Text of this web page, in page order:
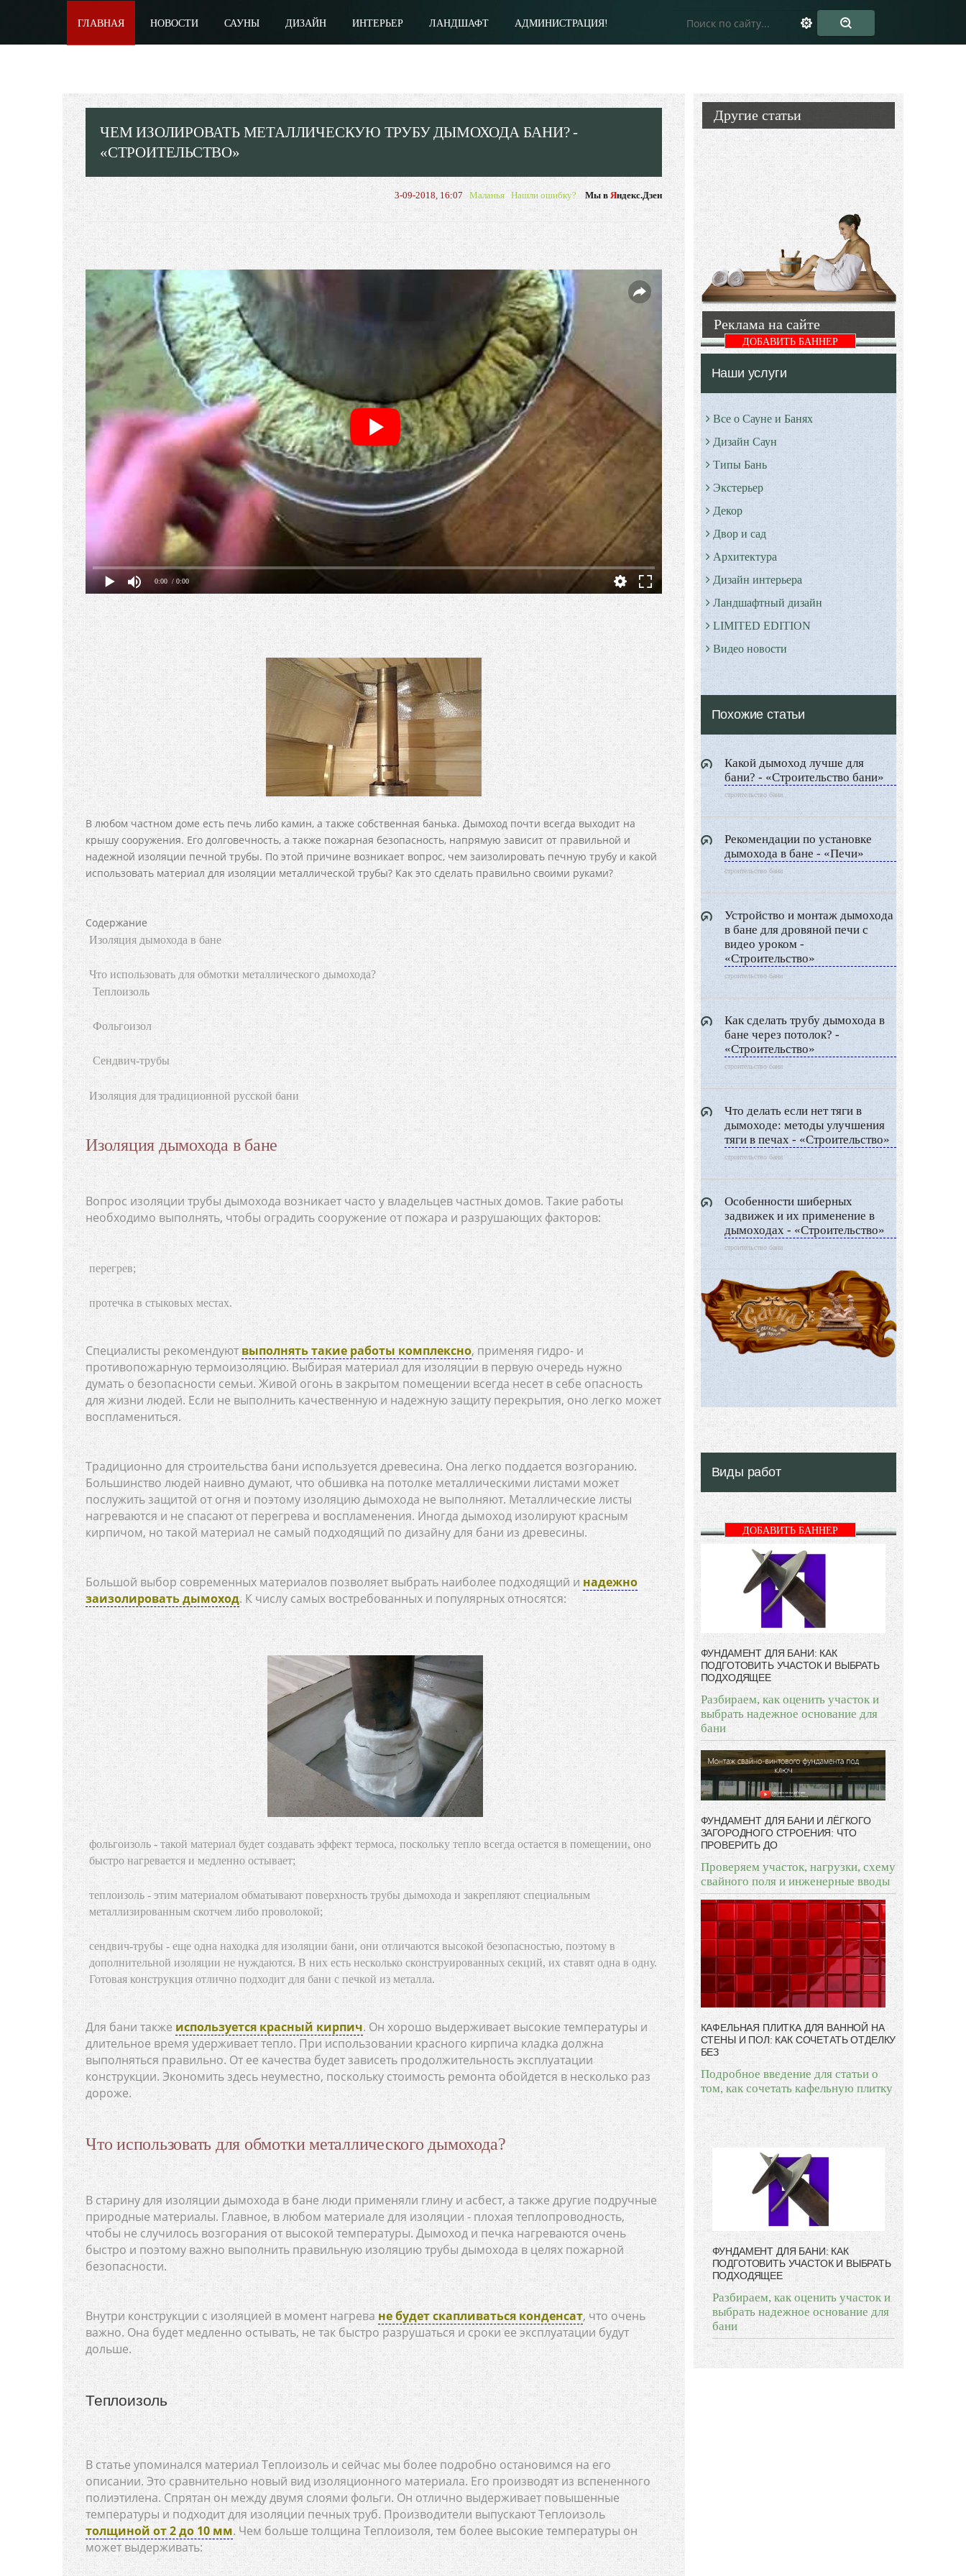
ГЛАВНАЯ НОВОСТИ САУНЫ ДИЗАЙН ИНТЕРЬЕР ЛАНДШАФТ АДМИНИСТРАЦИЯ!
ЧЕМ ИЗОЛИРОВАТЬ МЕТАЛЛИЧЕСКУЮ ТРУБУ ДЫМОХОДА БАНИ? -
«СТРОИТЕЛЬСТВО»
3-09-2018, 16:07 Маланья Нашли ошибку? Мы в Яндекс.Дзен
0:00 / 0:00
В любом частном доме есть печь либо камин, а также собственная банька. Дымоход почти всегда выходит на
крышу сооружения. Его долговечность, а также пожарная безопасность, напрямую зависит от правильной и
надежной изоляции печной трубы. По этой причине возникает вопрос, чем заизолировать печную трубу и какой
использовать материал для изоляции металлической трубы? Как это сделать правильно своими руками?
Содержание
Изоляция дымохода в бане
Что использовать для обмотки металлического дымохода?
Теплоизоль
Фольгоизол
Сендвич-трубы
Изоляция для традиционной русской бани
Изоляция дымохода в бане
Вопрос изоляции трубы дымохода возникает часто у владельцев частных домов. Такие работы
необходимо выполнять, чтобы оградить сооружение от пожара и разрушающих факторов:
перегрев;
протечка в стыковых местах.
Специалисты рекомендуют выполнять такие работы комплексно, применяя гидро- и
противопожарную термоизоляцию. Выбирая материал для изоляции в первую очередь нужно
думать о безопасности семьи. Живой огонь в закрытом помещении всегда несет в себе опасность
для жизни людей. Если не выполнить качественную и надежную защиту перекрытия, оно легко может
воспламениться.
Традиционно для строительства бани используется древесина. Она легко поддается возгоранию.
Большинство людей наивно думают, что обшивка на потолке металлическими листами может
послужить защитой от огня и поэтому изоляцию дымохода не выполняют. Металлические листы
нагреваются и не спасают от перегрева и воспламенения. Иногда дымоход изолируют красным
кирпичом, но такой материал не самый подходящий по дизайну для бани из древесины.
Большой выбор современных материалов позволяет выбрать наиболее подходящий и надежно
заизолировать дымоход. К числу самых востребованных и популярных относятся:
фольгоизоль - такой материал будет создавать эффект термоса, поскольку тепло всегда остается в помещении, оно
быстро нагревается и медленно остывает;
теплоизоль - этим материалом обматывают поверхность трубы дымохода и закрепляют специальным
металлизированным скотчем либо проволокой;
сендвич-трубы - еще одна находка для изоляции бани, они отличаются высокой безопасностью, поэтому в
дополнительной изоляции не нуждаются. В них есть несколько сконструированных секций, их ставят одна в одну.
Готовая конструкция отлично подходит для бани с печкой из металла.
Для бани такжеиспользуется красный кирпич. Он хорошо выдерживает высокие температуры и
длительное время удерживает тепло. При использовании красного кирпича кладка должна
выполняться правильно. От ее качества будет зависеть продолжительность эксплуатации
конструкции. Экономить здесь неуместно, поскольку стоимость ремонта обойдется в несколько раз
дороже.
Что использовать для обмотки металлического дымохода?
В старину для изоляции дымохода в бане люди применяли глину и асбест, а также другие подручные
природные материалы. Главное, в любом материале для изоляции - плохая теплопроводность,
чтобы не случилось возгорания от высокой температуры. Дымоход и печка нагреваются очень
быстро и поэтому важно выполнить правильную изоляцию трубы дымохода в целях пожарной
безопасности.
Внутри конструкции с изоляцией в момент нагреване будет скапливаться конденсат, что очень
важно. Она будет медленно остывать, не так быстро разрушаться и сроки ее эксплуатации будут
дольше.
Теплоизоль
В статье упоминался материал Теплоизоль и сейчас мы более подробно остановимся на его
описании. Это сравнительно новый вид изоляционного материала. Его производят из вспененного
полиэтилена. Спрятан он между двумя слоями фольги. Он отлично выдерживает повышенные
температуры и подходит для изоляции печных труб. Производители выпускают Теплоизоль
толщиной от 2 до 10 мм. Чем больше толщина Теплоизоля, тем более высокие температуры он
может выдерживать:
Другие статьи
Реклама на сайте
ДОБАВИТЬ БАННЕР
Наши услуги
Все о Сауне и Банях
Дизайн Саун
Типы Бань
Экстерьер
Декор
Двор и сад
Архитектура
Дизайн интерьера
Ландшафтный дизайн
LIMITED EDITION
Видео новости
Другие услуги
Похожие статьи
Какой дымоход лучше для
бани? - «Строительство бани»
строительство бани
Рекомендации по установке
дымохода в бане - «Печи»
строительство бани
Устройство и монтаж дымохода
в бане для дровяной печи с
видео уроком -
«Строительство»
строительство бани
Как сделать трубу дымохода в
бане через потолок? -
«Строительство»
строительство бани
Что делать если нет тяги в
дымоходе: методы улучшения
тяги в печах - «Строительство»
строительство бани
Особенности шиберных
задвижек и их применение в
дымоходах - «Строительство»
строительство бани
Виды работ
ДОБАВИТЬ БАННЕР
ФУНДАМЕНТ ДЛЯ БАНИ: КАК
ПОДГОТОВИТЬ УЧАСТОК И ВЫБРАТЬ
ПОДХОДЯЩЕЕ
Разбираем, как оценить участок и
выбрать надежное основание для
бани
ФУНДАМЕНТ ДЛЯ БАНИ И ЛЁГКОГО
ЗАГОРОДНОГО СТРОЕНИЯ: ЧТО
ПРОВЕРИТЬ ДО
Проверяем участок, нагрузки, схему
свайного поля и инженерные вводы
КАФЕЛЬНАЯ ПЛИТКА ДЛЯ ВАННОЙ НА
СТЕНЫ И ПОЛ: КАК СОЧЕТАТЬ ОТДЕЛКУ
БЕЗ
Подробное введение для статьи о
том, как сочетать кафельную плитку
ФУНДАМЕНТ ДЛЯ БАНИ: КАК
ПОДГОТОВИТЬ УЧАСТОК И ВЫБРАТЬ
ПОДХОДЯЩЕЕ
Разбираем, как оценить участок и
выбрать надежное основание для
бани